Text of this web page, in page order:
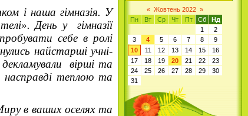
і наша гімназія. У
День у гімназії
себе в ролі
найстарші учні-
декламували вірші та
насправді теплою та
в ваших оселях та
« Жовтень 2022 »
Пн
Вт Ср Чт Пт Сб
Нд
1
2
3
4 5 6 7 8
9
10
11 12 13 14 15
16
17
18 19 20 21 22
23
24
25 26 27 28 29
30
31